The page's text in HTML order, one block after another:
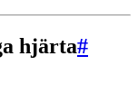
hjärta#